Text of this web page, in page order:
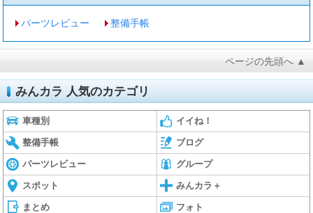
パーツレビュー 整備手帳
ページの先頭へ ▲
みんカラ 人気のカテゴリ
車種別 イイね！
整備手帳 ブログ
パーツレビュー グループ
スポット みんカラ＋
まとめ フォト